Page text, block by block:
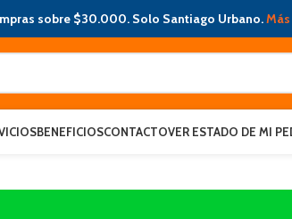
sobre $30.000. Solo Santiago Urbano.
BENEFICIOSCONTACTOVER ESTADO DE MI